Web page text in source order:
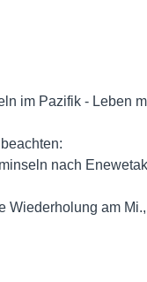
im Pazifik - Leben
nach Enewetak
Wiederholung am